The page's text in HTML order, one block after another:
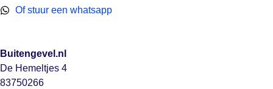
Of stuur een whatsapp
Buitengevel.nl
De Hemeltjes 4
83750266